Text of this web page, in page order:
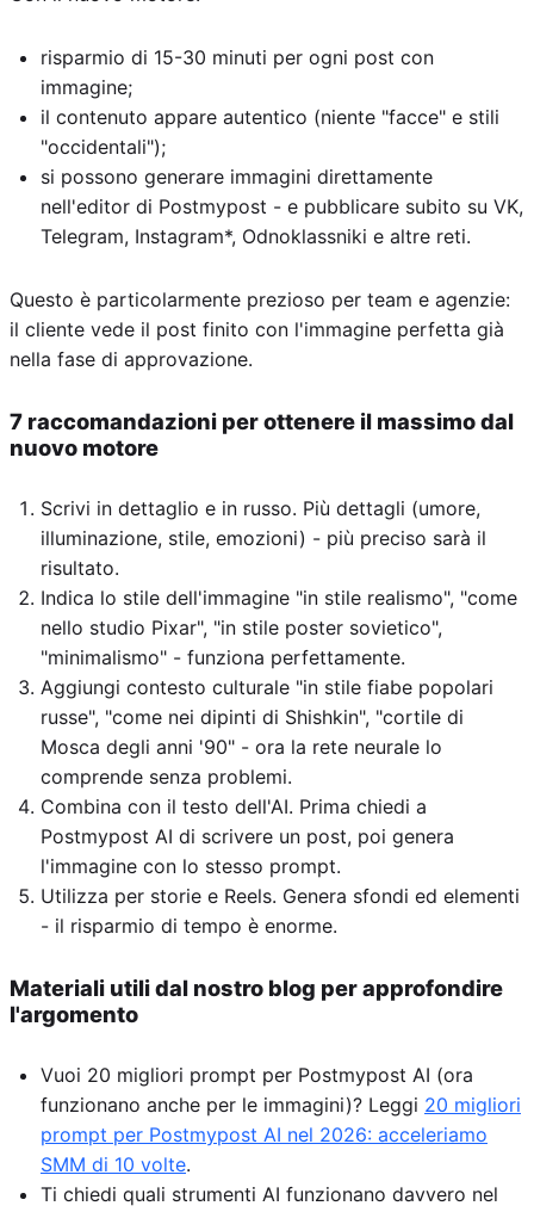
risparmio di 15-30 minuti per ogni post con
immagine;
il contenuto appare autentico (niente "facce" e stili
"occidentali");
si possono generare immagini direttamente
nell'editor di Postmypost - e pubblicare subito su VK,
Telegram, Instagram*, Odnoklassniki e altre reti.
Questo è particolarmente prezioso per team e agenzie:
il cliente vede il post finito con l'immagine perfetta già
nella fase di approvazione.
7 raccomandazioni per ottenere il massimo dal
nuovo motore
Scrivi in dettaglio e in russo. Più dettagli (umore,
illuminazione, stile, emozioni) - più preciso sarà il
risultato.
Indica lo stile dell'immagine "in stile realismo", "come
nello studio Pixar", "in stile poster sovietico",
"minimalismo" - funziona perfettamente.
Aggiungi contesto culturale "in stile fiabe popolari
russe", "come nei dipinti di Shishkin", "cortile di
Mosca degli anni '90" - ora la rete neurale lo
comprende senza problemi.
Combina con il testo dell'AI. Prima chiedi a
Postmypost AI di scrivere un post, poi genera
l'immagine con lo stesso prompt.
Utilizza per storie e Reels. Genera sfondi ed elementi
- il risparmio di tempo è enorme.
Materiali utili dal nostro blog per approfondire
l'argomento
Vuoi 20 migliori prompt per Postmypost AI (ora
funzionano anche per le immagini)? Leggi 20 migliori
prompt per Postmypost AI nel 2026: acceleriamo
SMM di 10 volte.
Ti chiedi quali strumenti AI funzionano davvero nel